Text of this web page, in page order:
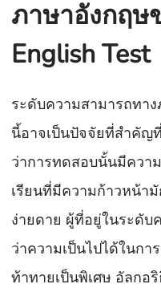
ภาษาอังกฤษ
English Test
ระดับความสามารถท
นี้อาจเป็นปัจจัยที่สำคั
ว่าการทดสอบนั้นมีควา
เรียนที่มีความก้าวหน้า
ง่ายดาย ผู้ที่อยู่ในระดั
ว่าความเป็นไปได้ในก
ท้าทายเป็นพิเศษ อัลกอ